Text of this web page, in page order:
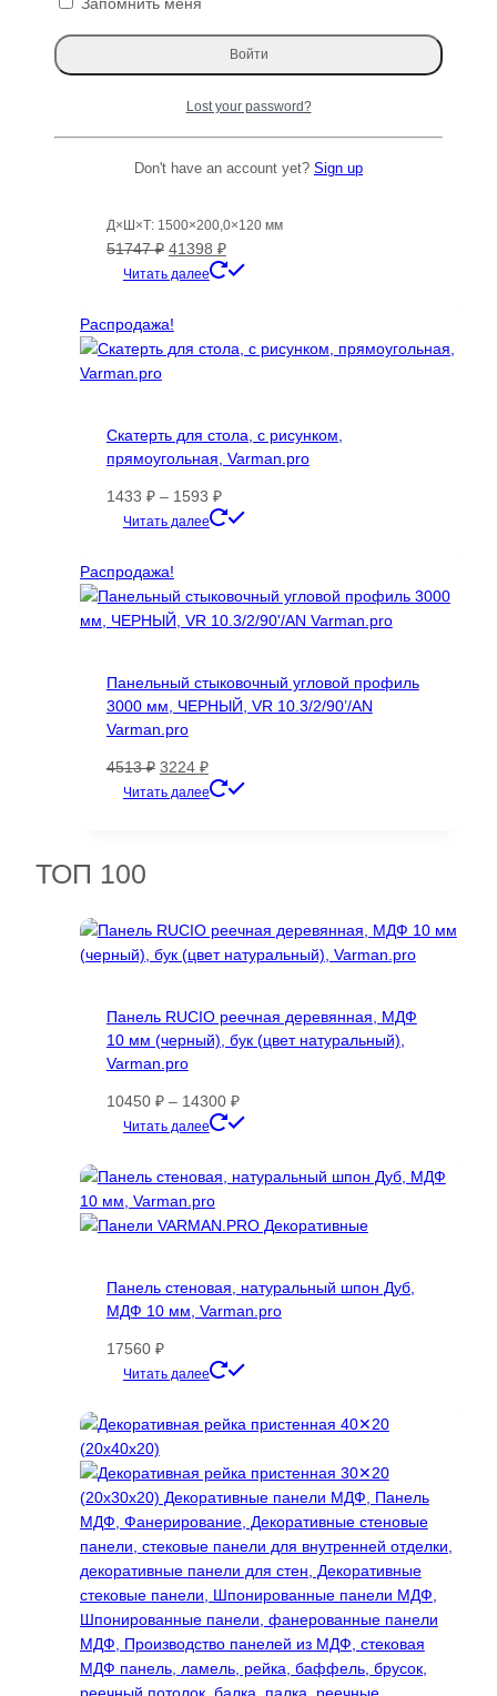
Д×Ш×Т: 1500×200,0×120 мм
51747₽ Первоначальная
цена
51747 ₽.
41398 ₽Текущая
цена:
Читать далее
Распродажа!
Скатерть для стола, с рисунком,
прямоугольная, Varman.pro
1433 ₽ – 1593 ₽Диапазон
цен:
1593 ₽
Читать далее
несколько
вариаций.
выбрать
на
Распродажа!
Панельный стыковочный угловой профиль
3000 мм, ЧЕРНЫЙ, VR 10.3/2/90’/AN
Varman.pro
4513₽ Первоначальная
цена
3224 ₽Текущая
цена:
Читать далее
ТОП 100
Панель RUCIO реечная деревянная, МДФ
10 мм (черный), бук (цвет натуральный),
Varman.pro
10450 ₽ – 14300 ₽Диапазон
цен:
–
Читать далее
имеет
вариаций.
выбрать
на
Панель стеновая, натуральный шпон Дуб,
МДФ 10 мм, Varman.pro
17560 ₽
Читать далее
имеет
вариаций.
Опции
можно
выбрать
на
странице
товара.
Lost your password?
Don't have an account yet? Sign up